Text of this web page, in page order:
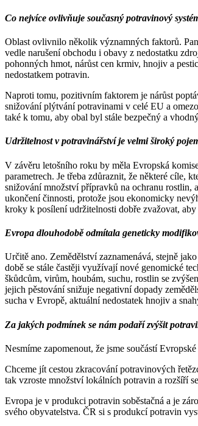
Co nejvíce ovlivňuje současný potravinový
Oblast ovlivnilo několik významných faktorů.
vedle narušení obchodu i obavy z nedostatku
pohonných hmot, nárůst cen krmiv, hnojiv a
nedostatkem potravin.
Naproti tomu, pozitivním faktorem je nárůst
snižování plýtvání potravinami v celé EU a
také k tomu, aby obal byl stále bezpečný a
Udržitelnost v potravinářství je velmi široký
V závěru letošního roku by měla Evropská
parametrech. Je třeba zdůraznit, že některé cíle,
snižování množství přípravků na ochranu rostlin,
ukončení činnosti, protože jsou ekonomicky
kroky k posílení udržitelnosti dobře zvažovat, aby
Evropa dlouhodobě odmítala geneticky
Určitě ano. Zemědělství zaznamenává, stejně
době se stále častěji využívají nové genomické
škůdcům, virům, houbám, suchu, rostlin se
jejich pěstování snižuje negativní dopady
sucha v Evropě, aktuální nedostatek hnojiv a
Za jakých podmínek se nám podaří zvýšit
Nesmíme zapomenout, že jsme součástí
Chceme jít cestou zkracování potravinových
tak vzroste množství lokálních potravin a rozšíří
Evropa je v produkci potravin soběstačná a je
svého obyvatelstva. ČR si s produkcí potravin